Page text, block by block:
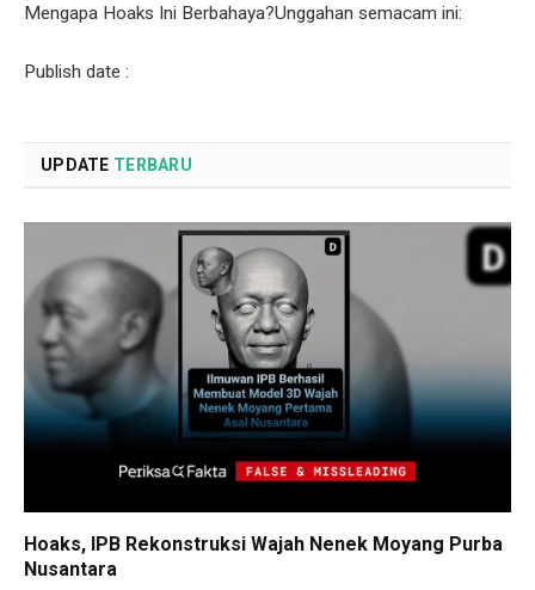
Mengapa Hoaks Ini Berbahaya?Unggahan semacam ini:
Publish date :
UPDATE TERBARU
Hoaks, IPB Rekonstruksi Wajah Nenek Moyang Purba
Nusantara